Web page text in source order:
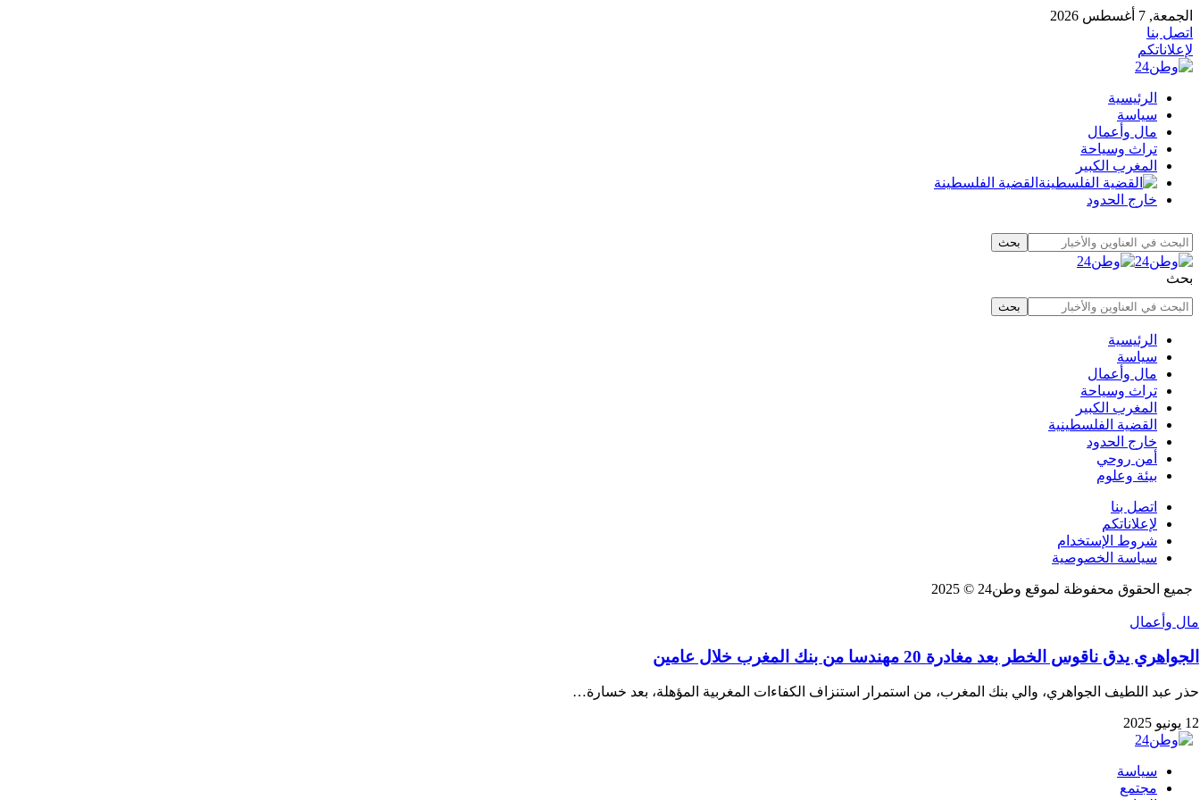
الجمعة, 7 أغسطس 2026
اتصل بنا
لإعلاناتكم
الرئيسية
سياسة
مال وأعمال
تراث وسياحة
المغرب الكبير
القضية الفلسطينة
خارج الحدود
بحث
الرئيسية
سياسة
مال وأعمال
تراث وسياحة
المغرب الكبير
القضية الفلسطينية
خارج الحدود
أمن روحي
بيئة وعلوم
اتصل بنا
لإعلاناتكم
شروط الإستخدام
سياسة الخصوصية
جميع الحقوق محفوظة لموقع وطن24 © 2025
مال وأعمال
الجواهري يدق ناقوس الخطر بعد مغادرة 20 مهندسا من بنك المغرب خلال عامين
حذر عبد اللطيف الجواهري، والي بنك المغرب، من استمرار استنزاف الكفاءات المغربية المؤهلة، بعد خسارة…
12 يونيو 2025
سياسة
مجتمع